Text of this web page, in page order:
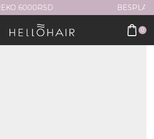
BESPLATNA DOSTAVA PREKO 6000RSD
0